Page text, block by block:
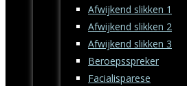
Afwijkend slikken 1
Afwijkend slikken 2
Afwijkend slikken 3
Beroepsspreker
Facialisparese